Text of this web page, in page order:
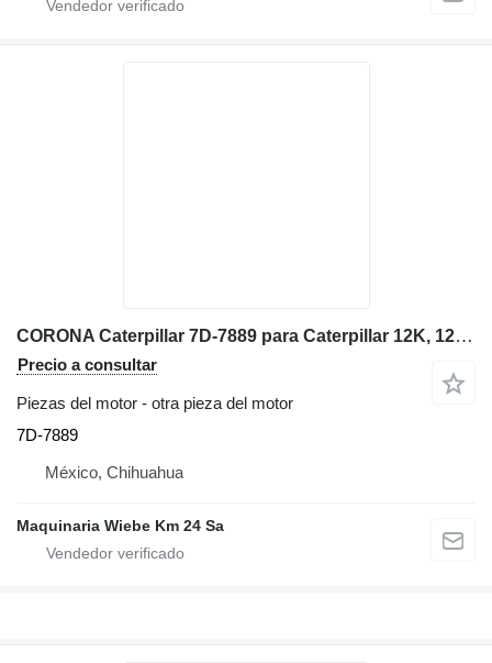
CORONA Caterpillar 7D-7889 para Caterpillar 12K, 12G, 12H, 130G, 140G, 143H, 160G, 160H, motoniveladora
Precio a consultar
Piezas del motor - otra pieza del motor
7D-7889
México, Chihuahua
Maquinaria Wiebe Km 24 Sa